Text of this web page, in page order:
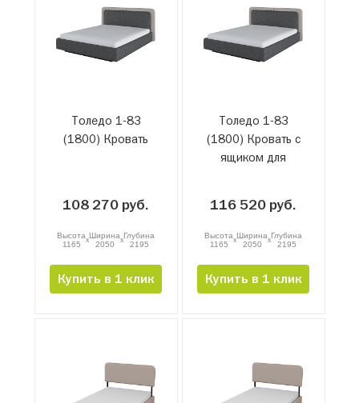
Толедо 1-83
(1800) Кровать
108 270 руб.
Высота
1165
xШирина
2050
xГлубина
2195
Купить в 1 клик
Толедо 1-83
(1800) Кровать с
ящиком для
механизмом
116 520 руб.
Высота
1165
xШирина
2050
xГлубина
2195
Купить в 1 клик